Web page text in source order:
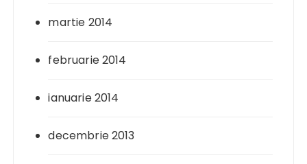
martie 2014
februarie 2014
ianuarie 2014
decembrie 2013